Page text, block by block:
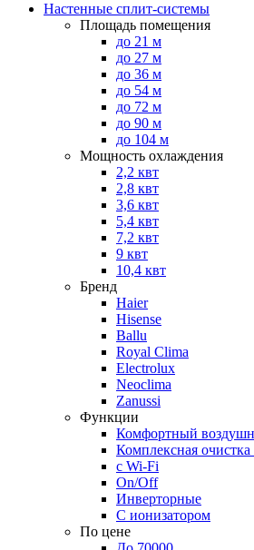
Настенные сплит-системы
Площадь помещения
до 21 м
до 27 м
до 36 м
до 54 м
до 72 м
до 90 м
до 104 м
Мощность охлаждения
2,2 квт
2,8 квт
3,6 квт
5,4 квт
7,2 квт
9 квт
10,4 квт
Бренд
Haier
Hisense
Ballu
Royal Clima
Electrolux
Neoclima
Zanussi
Функции
Комфортный
Комплексная очистка
с Wi-Fi
On/Off
Инверторные
С ионизатором
По цене